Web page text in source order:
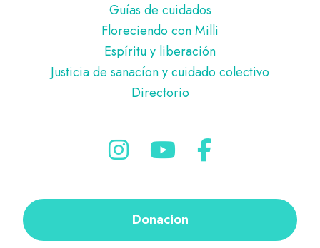
Guías de cuidados
Floreciendo con Milli
Espíritu y liberación
Justicia de sanacíon y cuidado colectivo
Directorio
Donacion